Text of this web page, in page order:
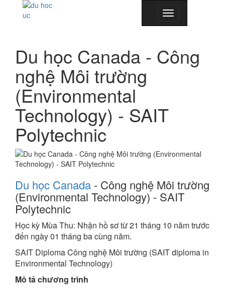
Toggle
navigation
Du học Canada - Công
nghệ Môi trường
(Environmental
Technology) - SAIT
Polytechnic
Du học Canada - Công nghệ Môi trường
(Environmental Technology) - SAIT
Polytechnic
Học kỳ Mùa Thu: Nhận hồ sơ từ 21 tháng 10 năm trước
đến ngày 01 tháng ba cùng năm.
SAIT Diploma Công nghệ Môi trường (SAIT diploma in
Environmental Technology)
Mô tả chương trình